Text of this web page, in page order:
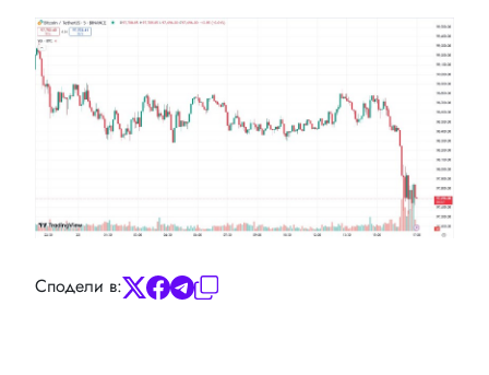
Сподели в: